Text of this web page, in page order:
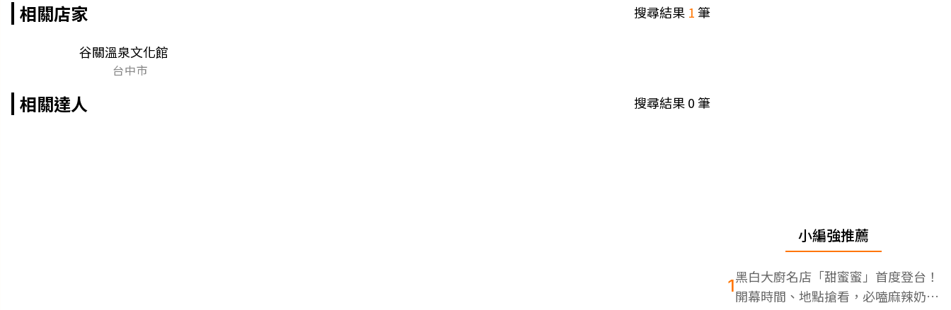
相關店家 搜尋結果 1筆
谷關溫泉文化館
台中市
相關達人 搜尋結果0筆
小編強推薦
1黑白大廚名店「甜蜜蜜」首度登台！
開幕時間、地點搶看，必嗑麻辣奶油